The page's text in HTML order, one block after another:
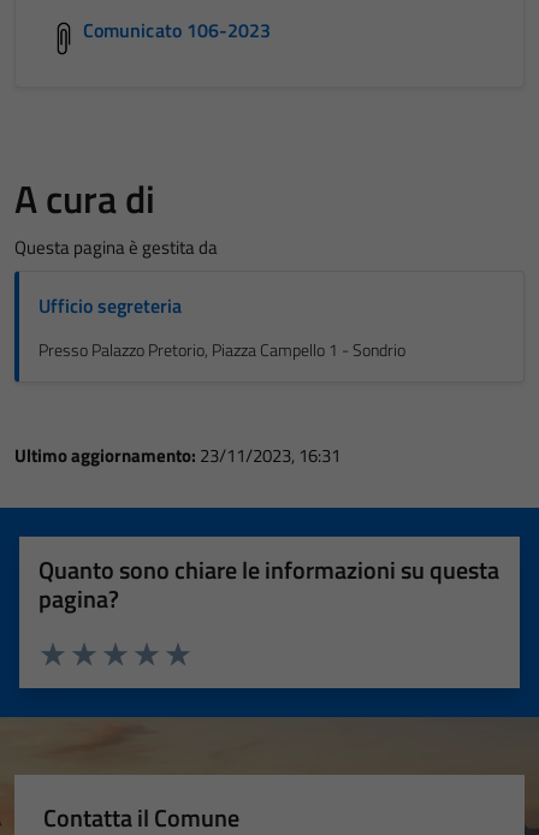
Comunicato 106-2023
A cura di
Questa pagina è gestita da
Ufficio segreteria
Presso Palazzo Pretorio, Piazza Campello 1 - Sondrio
Ultimo aggiornamento: 23/11/2023, 16:31
Quanto sono chiare le informazioni su questa
pagina?
Valuta 5 stelle su 5
Valuta 4 stelle su 5
Valuta 3 stelle su 5
Valuta 2 stelle su 5
Valuta 1 stelle su 5
Contatta il Comune